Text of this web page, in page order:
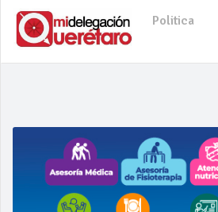
Politica